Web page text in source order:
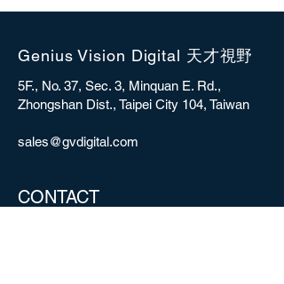
Genius Vision Digital 天才視野
5F., No. 37, Sec. 3, Minquan E. Rd.,
Zhongshan Dist., Taipei City 104, Taiwan
sales@gvdigital.com
CONTACT